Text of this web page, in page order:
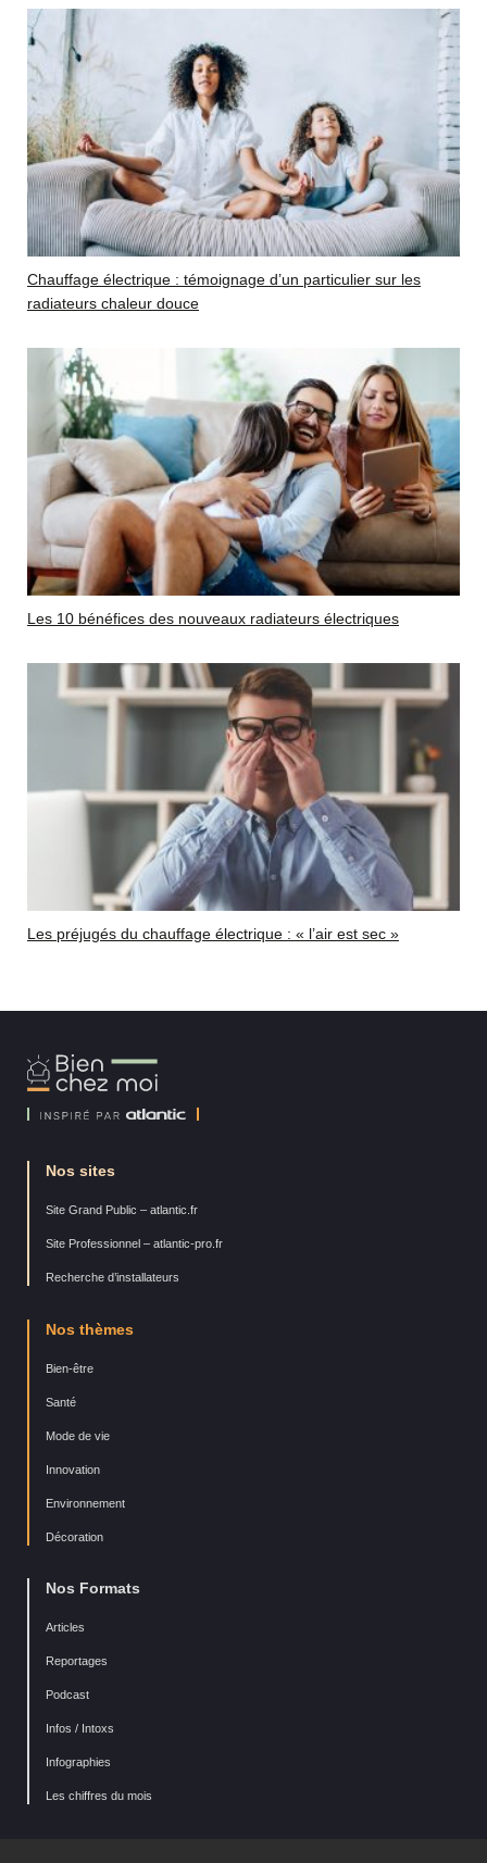
Chauffage électrique : témoignage d’un particulier sur les
radiateurs chaleur douce
Les 10 bénéfices des nouveaux radiateurs électriques
Les préjugés du chauffage électrique : « l’air est sec »
Bien
Chez
Nos sites
Site Grand Public – atlantic.fr
Site Professionnel – atlantic-pro.fr
Recherche d’installateurs
Nos thèmes
Bien-être
Santé
Mode de vie
Innovation
Environnement
Décoration
Nos Formats
Articles
Reportages
Podcast
Infos / Intoxs
Infographies
Les chiffres du mois